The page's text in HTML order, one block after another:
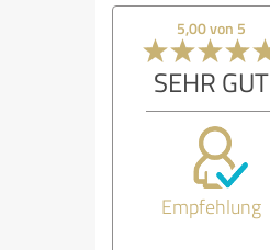
5,00 von 5
SEHR GUT
Empfehlung